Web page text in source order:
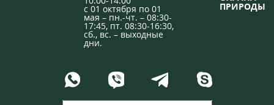
с 01 октября по 01
мая – пн.-чт. – 08:30-
17:45, пт. 08:30-16:30,
сб., вс. – выходные
дни.
ПРИРОДЫ